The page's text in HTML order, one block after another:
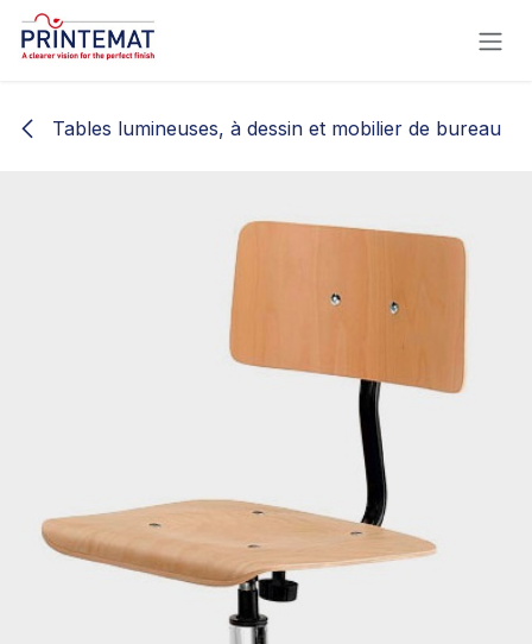
Se rendre au contenu
Tables lumineuses, à dessin et mobilier de bureau